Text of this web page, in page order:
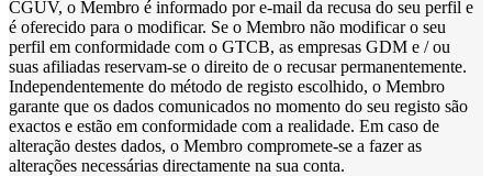
CGUV, o Membro é informado por e-mail da recusa do seu perfil e
é oferecido para o modificar. Se o Membro não modificar o seu
perfil em conformidade com o GTCB, as empresas GDM e / ou
suas afiliadas reservam-se o direito de o recusar permanentemente.
Independentemente do método de registo escolhido, o Membro
garante que os dados comunicados no momento do seu registo são
exactos e estão em conformidade com a realidade. Em caso de
alteração destes dados, o Membro compromete-se a fazer as
alterações necessárias directamente na sua conta.